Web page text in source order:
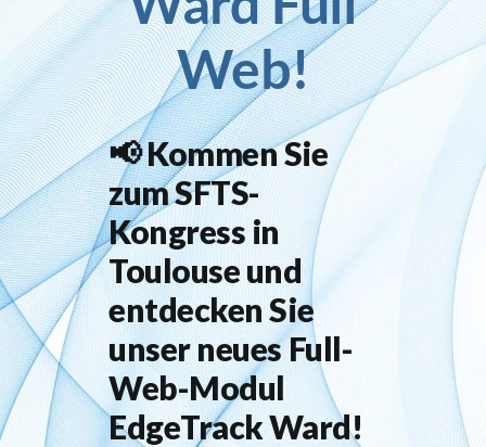
Inlog stellt ein
Kontakt
Web!
📢Kommen Sie
zum SFTS-
Kongress in
Toulouse und
entdecken Sie
unser neues Full-
Web-Modul
EdgeTrack Ward!